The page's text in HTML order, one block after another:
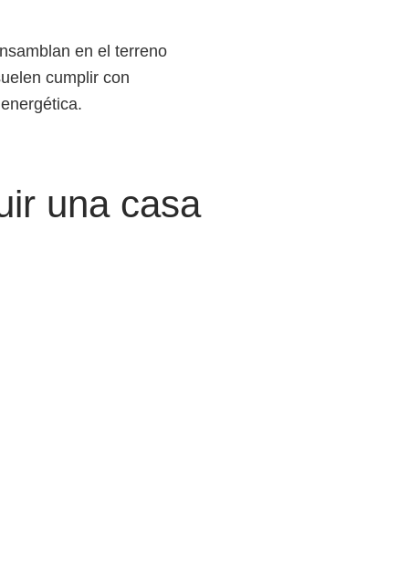
en el terreno
cumplir con
una casa